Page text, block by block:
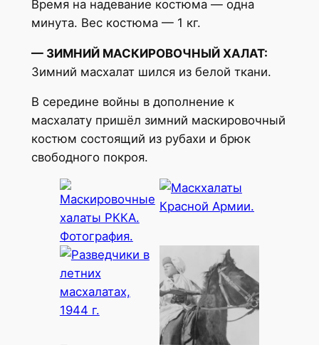
Время на надевание костюма — одна
минута. Вес костюма — 1 кг.
— ЗИМНИЙ МАСКИРОВОЧНЫЙ ХАЛАТ:
Зимний масхалат шился из белой ткани.
В середине войны в дополнение к
масхалату пришёл зимний маскировочный
костюм состоящий из рубахи и брюк
свободного покроя.